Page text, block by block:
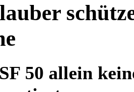
50 allein